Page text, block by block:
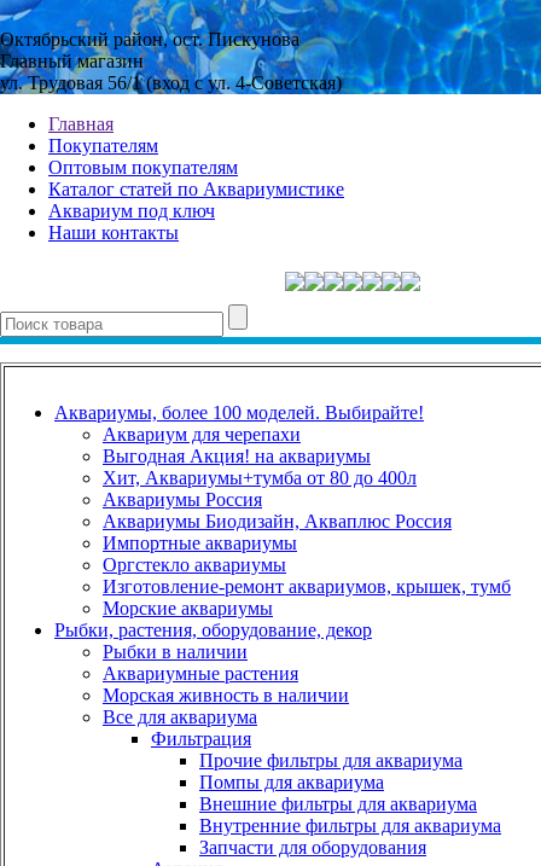
Октябрьский район, ост. Пискунова
Главный магазин
ул. Трудовая 56/1 (вход с ул. 4-Советская)
Главная
Покупателям
Оптовым покупателям
Каталог статей по Аквариумистике
Аквариум под ключ
Наши контакты
Аквариумы, более 100 моделей. Выбирайте!
Аквариум для черепахи
Выгодная Акция! на аквариумы
Хит, Аквариумы+тумба от 80 до 400л
Аквариумы Россия
Аквариумы Биодизайн, Акваплюс Россия
Импортные аквариумы
Оргстекло аквариумы
Изготовление-ремонт аквариумов, крышек, тумб
Морские аквариумы
Рыбки, растения, оборудование, декор
Рыбки в наличии
Аквариумные растения
Морская живность в наличии
Все для аквариума
Фильтрация
Прочие фильтры для аквариума
Помпы для аквариума
Внешние фильтры для аквариума
Внутренние фильтры для аквариума
Запчасти для оборудования